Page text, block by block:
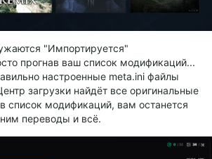
"Импортируется"
прогнав ваш список модификаций...
настроенные meta.ini файлы
загрузки найдёт все оригинальные
список модификаций, вам останется
переводы и всё.